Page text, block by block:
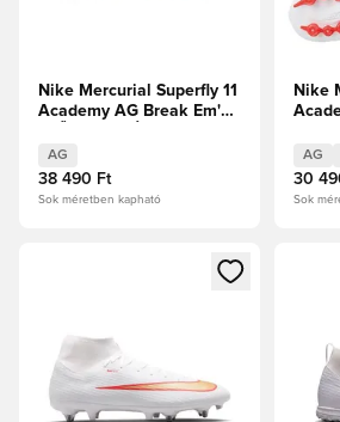
Nike Mercurial Superfly 11
Academy AG Break Em'
AG
38 490 Ft
Sok méretben kapható
Nike
AG
30
Sok
Megnyit egy modált a